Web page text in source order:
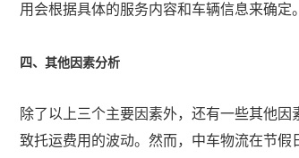
用会根据具体的服务内容和车辆信息来确定。
四、其他因素分析
除了以上三个主要因素外，还有一些其他
致托运费用的波动。然而，中车物流在节假